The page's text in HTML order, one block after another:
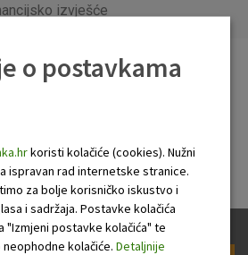
izvješće
financijsko
financijsko izvješće.pdf
o postavkama
koristi kolačiće (cookies). Nužni
ispravan rad internetske stranice.
za bolje korisničko iskustvo i
i sadržaja. Postavke kolačića
"Izmjeni postavke kolačića" te
kolačiće. Detaljnije